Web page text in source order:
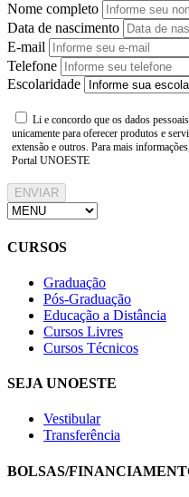
Nome completo
Data de nascimento
E-mail
Telefone
Escolaridade
Li e concordo que os dados
unicamente para oferecer produtos e
extensão e outros. Para mais
Portal UNOESTE
ENVIAR
CURSOS
Graduação
Pós-Graduação
Educação a Distância
Cursos Livres
Cursos Técnicos
SEJA UNOESTE
Vestibular
Transferência
BOLSAS/